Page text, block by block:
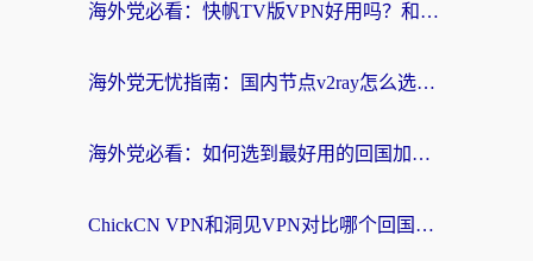
海外党必看：快帆TV版VPN好用吗？和快游VPN对比哪个回国效果更好？附实用避坑指南
海外党无忧指南：国内节点v2ray怎么选？一键回国VPN+多场景实测帮你避坑
海外党必看：如何选到最好用的回国加速器？从节点到售后的全维度指南
ChickCN VPN和洞见VPN对比哪个回国效果更好？海外党亲测3款加速器+避坑指南